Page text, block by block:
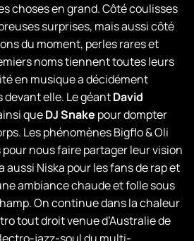
choses en grand. Côté coulisses
surprises, mais aussi côté
du moment, perles rares et
noms tiennent toutes leurs
en musique a décidément
devant elle. Le géantDavid
queDJ Snake pour dompter
Les phénomènes Bigflo & Oli
nous faire partager leur vision
aussi Niska pour les fans de rap et
ambiance chaude et folle sous
On continue dans la chaleur
tout droit venue d’Australie de